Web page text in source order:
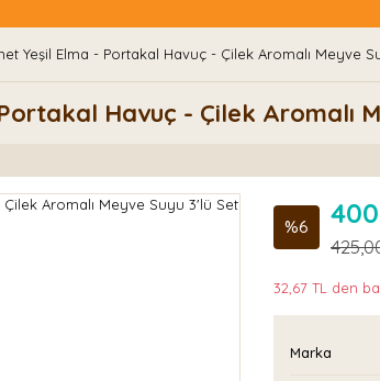
Yeşil Elma - Portakal Havuç - Çilek Aromalı Meyve
Havuç - Çilek Aromalı
%6
32,67 TL den
Marka